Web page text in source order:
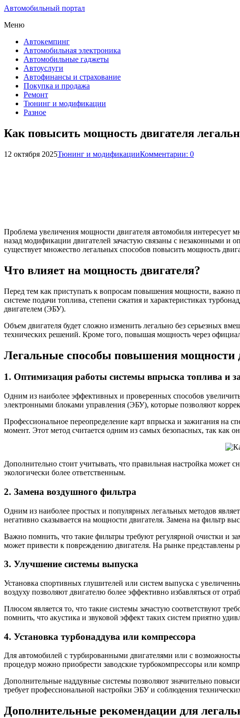
Автомобильный портал
Меню
Автокемпинг
Автомобильная электроника
Автомобильные гаджеты
Автоуслуги
Автофинансы и страхование
Покупка и продажа
Ремонт
Тюнинг и модификации
Разное
Как повысить мощность двигателя
12 октября 2025Тюнинг и модификацииКомментарии: 0
Проблема увеличения мощности двигателя автомобиля интересует
назад модификации двигателей зачастую связаны с незаконными
существует множество легальных способов повысить мощность
Что влияет на мощность двигателя?
Перед тем как приступать к вопросам повышения мощности, важно
системе подачи топлива, степени сжатия и характеристиках
двигателем (ЭБУ).
Объем двигателя будет сложно изменить легально без серьезных
технических решений. Кроме того, повышая мощность через
Легальные способы повышения мощности
1. Оптимизация работы системы впрыска топлива и
Одним из наиболее эффективных и проверенных способов
электронными блоками управления (ЭБУ), которые позволяют
Профессиональное переопределение карт впрыска и зажигания на
момент. Этот метод считается одним из самых безопасных, так как
Дополнительно стоит учитывать, что правильная настройка может
экологически более ответственным.
2. Замена воздушного фильтра
Одним из наиболее простых и популярных легальных методов
негативно сказывается на мощности двигателя. Замена на фильтр
Важно помнить, что такие фильтры требуют регулярной очистки и
может привести к повреждению двигателя. На рынке представлены
3. Улучшение системы выпуска
Установка спортивных глушителей или систем выпуска с
воздуху позволяют двигателю более эффективно избавляться от
Плюсом является то, что такие системы зачастую соответствуют
помнить, что акустика и звуковой эффект таких систем приятно
4. Установка турбонаддува или компрессора
Для автомобилей с турбированными двигателями или с
процедур можно приобрести заводские турбокомпрессоры или
Дополнительные наддувные системы позволяют значительно
требует профессиональной настройки ЭБУ и соблюдения
Дополнительные рекомендации для